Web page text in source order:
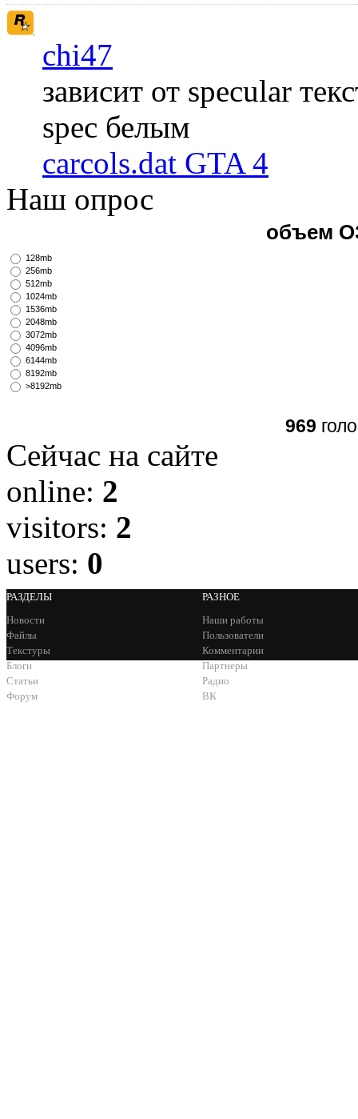
chi47
зависит от specular
spec белым
carcols.dat GTA 4
Наш опрос
объем
128mb
256mb
512mb
1024mb
1536mb
2048mb
3072mb
4096mb
6144mb
8192mb
>8192mb
969
Сейчас на сайте
online: 2
visitors: 2
users: 0
РАЗДЕЛЫ
Новости
Файлы
Текстуры
Блоги
Статьи
Форум
РАЗНОЕ
Наши работы
Пользователи
Комментарии
Партнеры
Радио
ВК